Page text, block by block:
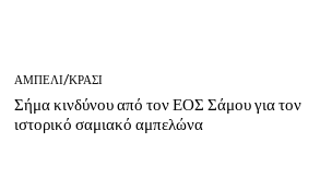
ΑΜΠΈΛΙ/ΚΡΑΣΊ
Σήμα κινδύνου από τον ΕΟΣ Σάμου για τον
ιστορικό σαμιακό αμπελώνα